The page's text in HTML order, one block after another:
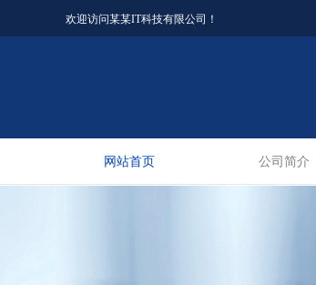
欢迎访问某某IT科技有限公司！
网站首页 公司简介